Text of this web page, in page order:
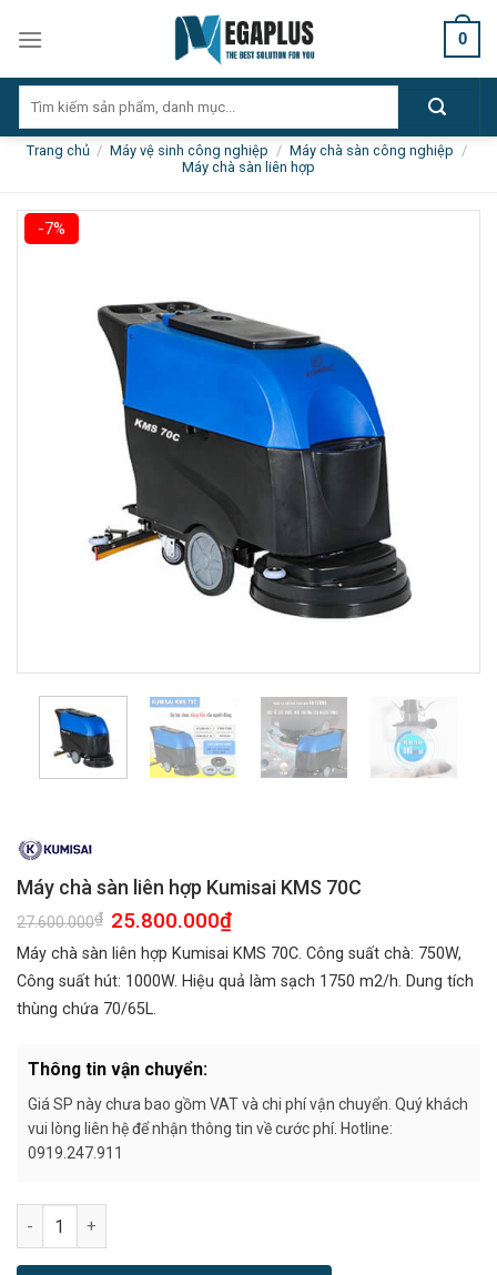
0
kiếm:
Trang chủ / Máy vệ sinh công nghiệp / Máy chà sàn công nghiệp /
Máy chà sàn liên hợp
-7%
Máy chà sàn liên hợp Kumisai KMS 70C
27.600.000₫ Giá
gốc
là:
27.600.000₫.
25.800.000₫Giá
tại
là:
25.800.000₫.
Máy chà sàn liên hợp Kumisai KMS 70C. Công suất chà: 750W,
Công suất hút: 1000W. Hiệu quả làm sạch 1750 m2/h. Dung tích
thùng chứa 70/65L.
Thông tin vận chuyển:
Giá SP này chưa bao gồm VAT và chi phí vận chuyển. Quý khách
vui lòng liên hệ để nhận thông tin về cước phí. Hotline:
0919.247.911
Số lượng